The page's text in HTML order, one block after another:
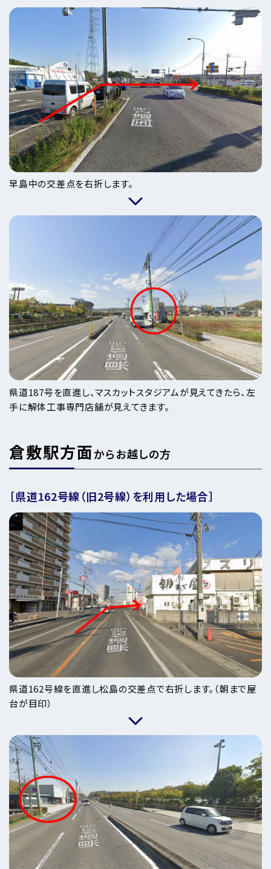
早島中の交差点を右折します。
県道187号を直進し、マスカットスタジアムが見えてきたら、左
手に解体工事専門店舗が見えてきます。
倉敷駅方面からお越しの方
［県道162号線（旧2号線）を利用した場合］
県道162号線を直進し松島の交差点で右折します。（朝まで屋
台が目印）